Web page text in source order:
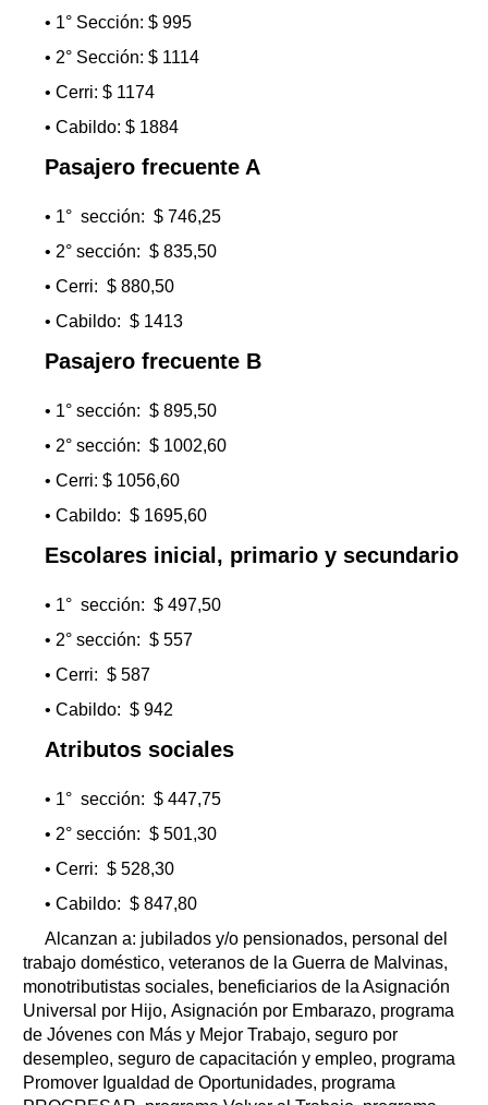
• 1° Sección: $ 995
• 2° Sección: $ 1114
• Cerri: $ 1174
• Cabildo: $ 1884
Pasajero frecuente A
• 1° sección: $ 746,25
• 2° sección: $ 835,50
• Cerri: $ 880,50
• Cabildo: $ 1413
Pasajero frecuente B
• 1° sección: $ 895,50
• 2° sección: $ 1002,60
• Cerri: $ 1056,60
• Cabildo: $ 1695,60
Escolares inicial, primario y secundario
• 1° sección: $ 497,50
• 2° sección: $ 557
• Cerri: $ 587
• Cabildo: $ 942
Atributos sociales
• 1° sección: $ 447,75
• 2° sección: $ 501,30
• Cerri: $ 528,30
• Cabildo: $ 847,80
Alcanzan a: jubilados y/o pensionados, personal del
trabajo doméstico, veteranos de la Guerra de Malvinas,
monotributistas sociales, beneficiarios de la Asignación
Universal por Hijo, Asignación por Embarazo, programa
de Jóvenes con Más y Mejor Trabajo, seguro por
desempleo, seguro de capacitación y empleo, programa
Promover Igualdad de Oportunidades, programa